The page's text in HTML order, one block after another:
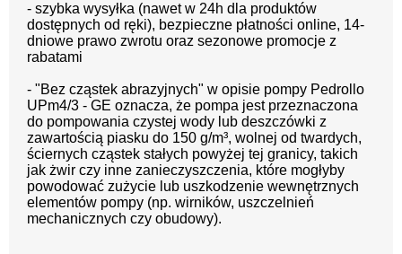
- szybka wysyłka (nawet w 24h dla produktów
dostępnych od ręki), bezpieczne płatności online, 14-
dniowe prawo zwrotu oraz sezonowe promocje z
rabatami
- "Bez cząstek abrazyjnych" w opisie pompy Pedrollo
UPm4/3 - GE oznacza, że pompa jest przeznaczona
do pompowania czystej wody lub deszczówki z
zawartością piasku do 150 g/m³, wolnej od twardych,
ściernych cząstek stałych powyżej tej granicy, takich
jak żwir czy inne zanieczyszczenia, które mogłyby
powodować zużycie lub uszkodzenie wewnętrznych
elementów pompy (np. wirników, uszczelnień
mechanicznych czy obudowy).